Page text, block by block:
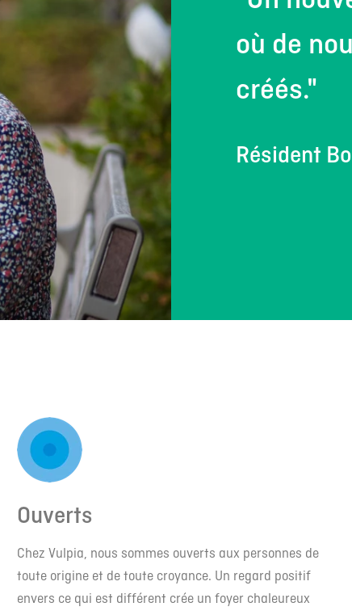
où de
créés."
Résident
Ouverts
Chez Vulpia, nous sommes ouverts aux personnes de
toute origine et de toute croyance. Un regard positif
envers ce qui est différent crée un foyer chaleureux